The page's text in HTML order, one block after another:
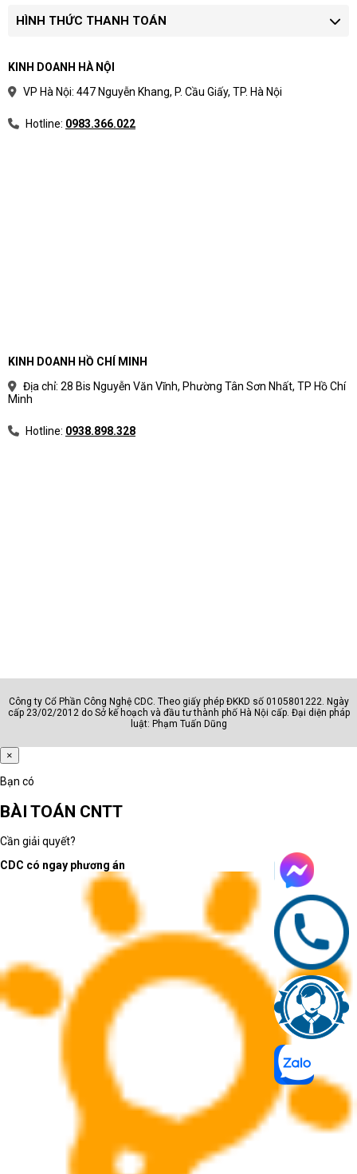
HÌNH THỨC THANH TOÁN
KINH DOANH HÀ NỘI
VP Hà Nội: 447 Nguyễn Khang, P. Cầu Giấy, TP. Hà Nội
Hotline: 0983.366.022
KINH DOANH HỒ CHÍ MINH
Địa chỉ: 28 Bis Nguyễn Văn Vĩnh, Phường Tân Sơn Nhất, TP Hồ Chí
Minh
Hotline: 0938.898.328
Công ty Cổ Phần Công Nghệ CDC. Theo giấy phép ĐKKD số 0105801222. Ngày
cấp 23/02/2012 do Sở kế hoạch và đầu tư thành phố Hà Nội cấp. Đại diện pháp
luật: Phạm Tuấn Dũng
×
Bạn có
BÀI TOÁN CNTT
Cần giải quyết?
CDC có ngay phương án